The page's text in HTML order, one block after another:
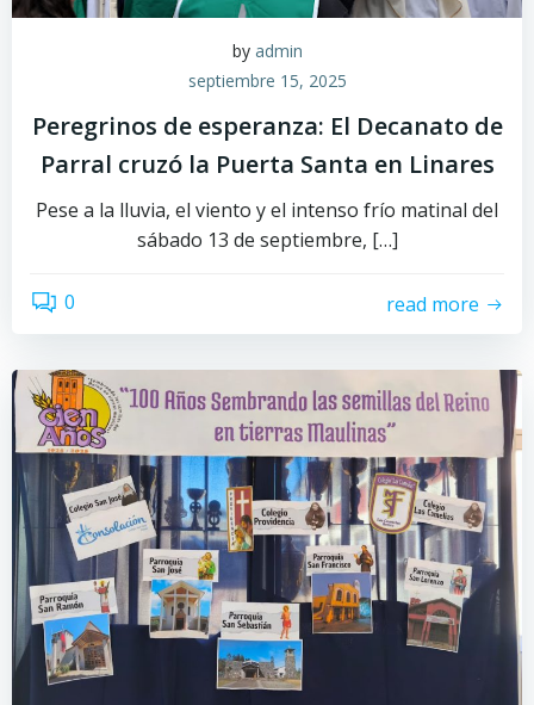
by admin
septiembre 15, 2025
Peregrinos de esperanza: El Decanato de
Parral cruzó la Puerta Santa en Linares
Pese a la lluvia, el viento y el intenso frío matinal del
sábado 13 de septiembre, […]
0 read more